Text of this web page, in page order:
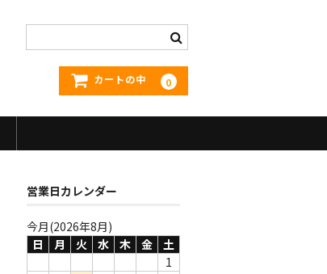
カートの中 0
営業日カレンダー
今月(2026年8月)
日
月 火 水 木 金
土
1